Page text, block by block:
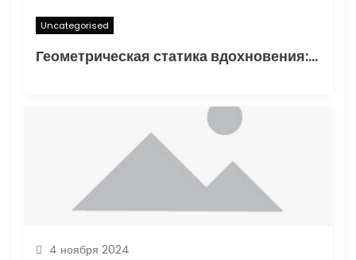
Uncategorised
Геометрическая статика вдохновения: туннелирование карандаша как проявление синдромом отложенного существования
4 ноября 2024